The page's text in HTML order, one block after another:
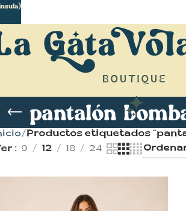
pantalón
Productos etiquetados
9 12 18 24